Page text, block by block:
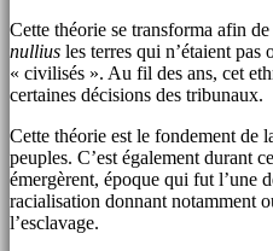
Cette théorie se transforma afin
nullius les terres qui n’étaient pas
« civilisés ». Au fil des ans, cet
certaines décisions des tribunaux.
Cette théorie est le fondement de
peuples. C’est également durant
émergèrent, époque qui fut l’une
racialisation donnant notamment
l’esclavage.